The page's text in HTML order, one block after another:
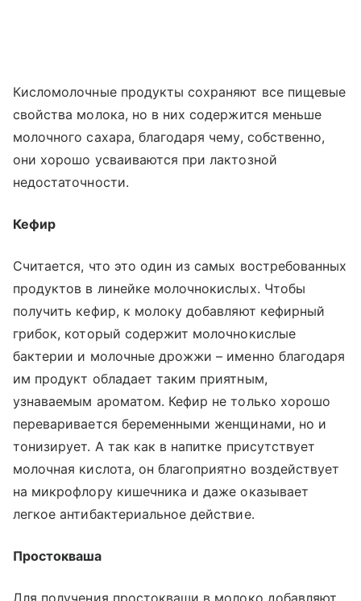
Кисломолочные продукты сохраняют все пищевые
свойства молока, но в них содержится меньше
молочного сахара, благодаря чему, собственно,
они хорошо усваиваются при лактозной
недостаточности.
Кефир
Считается, что это один из самых востребованных
продуктов в линейке молочнокислых. Чтобы
получить кефир, к молоку добавляют кефирный
грибок, который содержит молочнокислые
бактерии и молочные дрожжи – именно благодаря
им продукт обладает таким приятным,
узнаваемым ароматом. Кефир не только хорошо
переваривается беременными женщинами, но и
тонизирует. А так как в напитке присутствует
молочная кислота, он благоприятно воздействует
на микрофлору кишечника и даже оказывает
легкое антибактериальное действие.
Простокваша
Для получения простокваши в молоко добавляют